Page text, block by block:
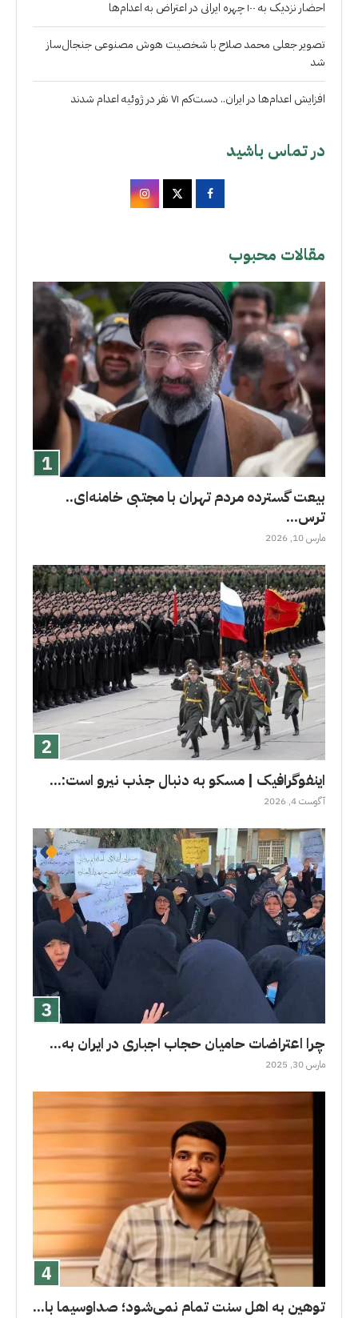
احضار نزدیک به ۱۰۰ چهره ایرانی در اعتراض به اعدام‌ها
تصویر جعلی محمد صلاح با شخصیت هوش مصنوعی جنجال‌ساز
شد
افزایش اعدام‌ها در ایران.. دست‌کم ۷۱ نفر در ژوئیه اعدام شدند
در تماس باشید
مقالات محبوب
بیعت گسترده مردم تهران با مجتبی خامنه‌ای..
ترس...
مارس 10, 2026
اینفوگرافیک | مسکو به دنبال جذب نیرو است:...
آگوست 4, 2026
چرا اعتراضات حامیان حجاب اجباری در ایران به...
مارس 30, 2025
توهین به اهل سنت تمام نمی‌شود؛ صداوسیما با...